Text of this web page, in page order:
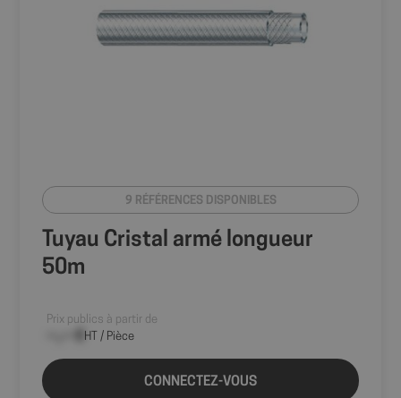
9 RÉFÉRENCES DISPONIBLES
Tuyau Cristal armé longueur
50m
Prix publics à partir de
HT / Pièce
CONNECTEZ-VOUS